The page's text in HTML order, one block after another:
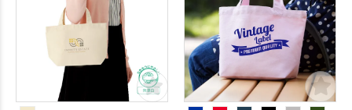
も可能な商品のため、オリジ
ナル商品の作成、ノベルティ
としての使用もおすすめで
す。※エコマーク付